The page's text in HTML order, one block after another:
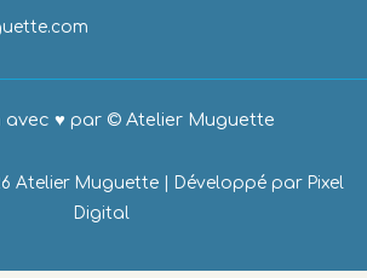
avec ♥ par © Atelier Muguette
Atelier Muguette | Développé par Pixel
Digital